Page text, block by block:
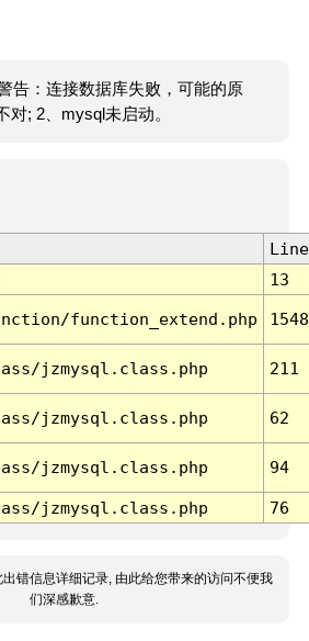
告：连接数据库失败，可能的原
对; 2、mysql未启动。
Line
13
function_extend.php 1548
jzmysql.class.php 211
jzmysql.class.php 62
jzmysql.class.php 94
jzmysql.class.php 76
出错信息详细记录, 由此给您带来的访问不便我
们深感歉意.